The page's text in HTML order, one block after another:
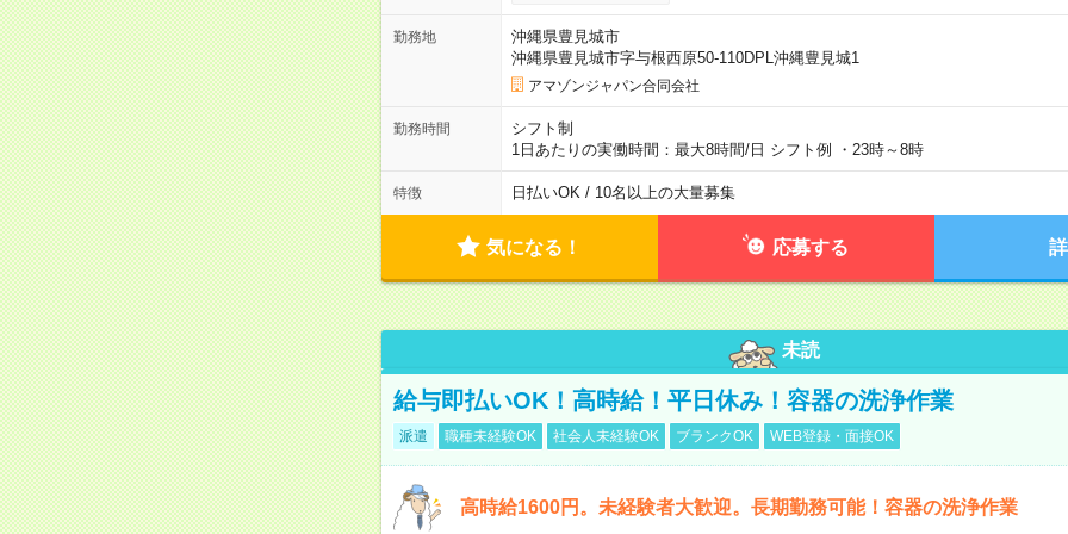
勤務地
沖縄県豊見城市
沖縄県豊見城市字与根西原50-110DPL沖縄豊見城1
アマゾンジャパン合同会社
勤務時間
シフト制
1日あたりの実働時間：最大8時間/日 シフト例 ・23時～8時
特徴 日払いOK / 10名以上の大量募集
気になる！ 応募する
未読
給与即払いOK！高時給！平日休み！容器の洗浄作業
派遣 職種未経験OK 社会人未経験OK ブランクOK WEB登録・面接OK
高時給1600円。未経験者大歓迎。長期勤務可能！容器の洗浄作業